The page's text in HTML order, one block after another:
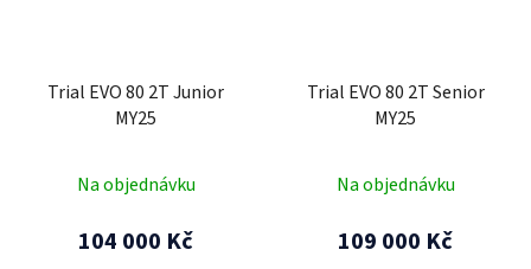
Trial EVO 80 2T Junior
MY25
Na objednávku
104 000 Kč
Trial EVO 80 2T Senior
MY25
Na objednávku
109 000 Kč